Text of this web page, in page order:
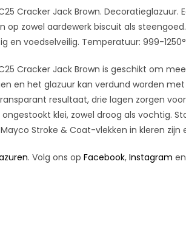
:
Cracker Jack Brown.
op zowel aardewerk biscuit als
voedselveilig. Temperatuur: 999-
Cracker Jack Brown is geschikt om
en het glazuur kan verdund worden
resultaat, drie lagen zorgen
klei, zowel droog als vochtig.
Stroke & Coat-vlekken in kleren
. Volg ons op Facebook, Instagram en